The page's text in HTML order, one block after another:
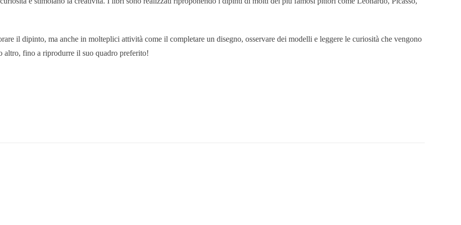
il dipinto, ma anche in molteplici attività come il completare un disegno, osservare dei modelli e leggere le curiosità che vengono
altro, fino a riprodurre il suo quadro preferito!